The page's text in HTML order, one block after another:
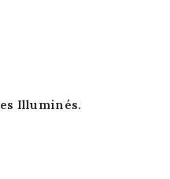
Illuminés.